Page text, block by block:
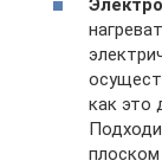
как это